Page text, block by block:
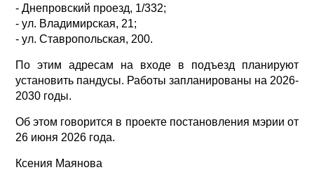
- Днепровский проезд, 1/332;
- ул. Владимирская, 21;
- ул. Ставропольская, 200.
По этим адресам на входе в подъезд планируют
установить пандусы. Работы запланированы на 2026-
2030 годы.
Об этом говорится в проекте постановления мэрии от
26 июня 2026 года.
Ксения Маянова